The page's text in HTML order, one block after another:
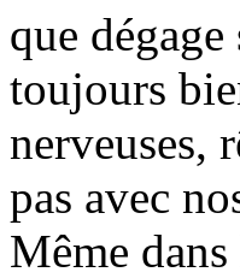
que
toujours
nerveuses,
pas avec
Même